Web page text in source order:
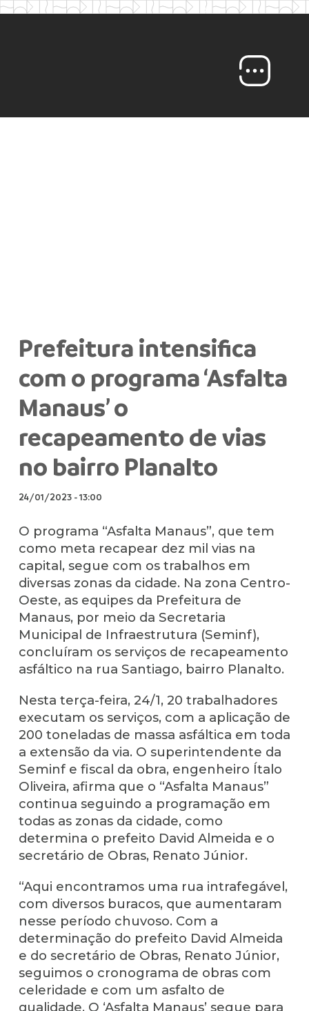
Prefeitura intensifica
com o programa ‘Asfalta
Manaus’ o
recapeamento de vias
no bairro Planalto
24/01/2023-13:00
O programa “Asfalta Manaus”, que tem
como meta recapear dez mil vias na
capital, segue com os trabalhos em
diversas zonas da cidade. Na zona Centro-
Oeste, as equipes da Prefeitura de
Manaus, por meio da Secretaria
Municipal de Infraestrutura (Seminf),
concluíram os serviços de recapeamento
asfáltico na rua Santiago, bairro Planalto.
Nesta terça-feira, 24/1, 20 trabalhadores
executam os serviços, com a aplicação de
200 toneladas de massa asfáltica em toda
a extensão da via. O superintendente da
Seminf e fiscal da obra, engenheiro Ítalo
Oliveira, afirma que o “Asfalta Manaus”
continua seguindo a programação em
todas as zonas da cidade, como
determina o prefeito David Almeida e o
secretário de Obras, Renato Júnior.
“Aqui encontramos uma rua intrafegável,
com diversos buracos, que aumentaram
nesse período chuvoso. Com a
determinação do prefeito David Almeida
e do secretário de Obras, Renato Júnior,
seguimos o cronograma de obras com
celeridade e com um asfalto de
qualidade. O ‘Asfalta Manaus’ segue para